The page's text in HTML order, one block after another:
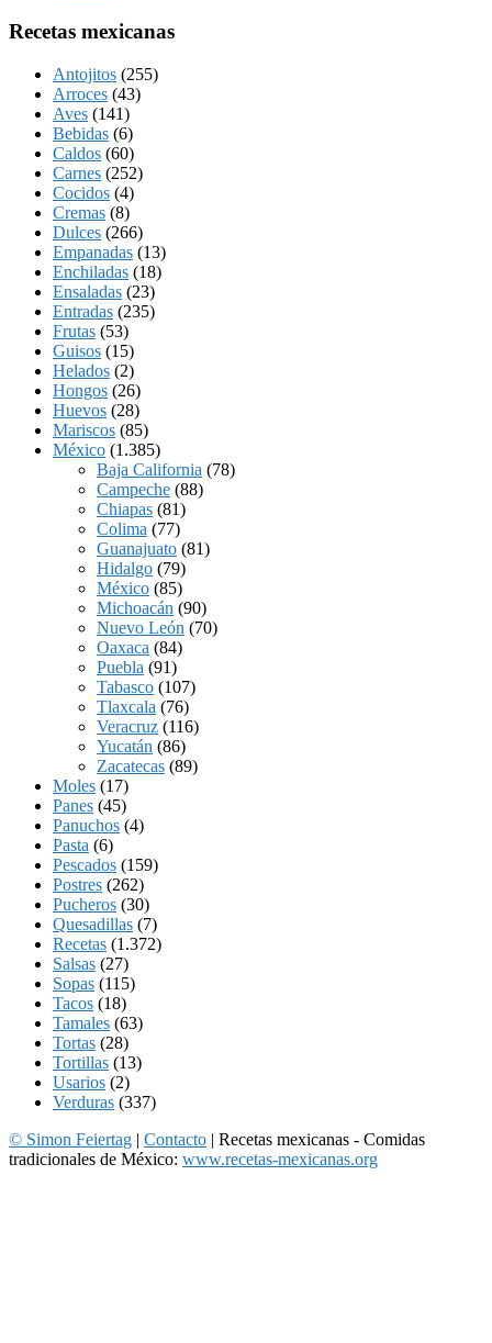
Recetas mexicanas
Antojitos (255)
Arroces (43)
Aves (141)
Bebidas (6)
Caldos (60)
Carnes (252)
Cocidos (4)
Cremas (8)
Dulces (266)
Empanadas (13)
Enchiladas (18)
Ensaladas (23)
Entradas (235)
Frutas (53)
Guisos (15)
Helados (2)
Hongos (26)
Huevos (28)
Mariscos (85)
México (1.385)
Baja California (78)
Campeche (88)
Chiapas (81)
Colima (77)
Guanajuato (81)
Hidalgo (79)
México (85)
Michoacán (90)
Nuevo León (70)
Oaxaca (84)
Puebla (91)
Tabasco (107)
Tlaxcala (76)
Veracruz (116)
Yucatán (86)
Zacatecas (89)
Moles (17)
Panes (45)
Panuchos (4)
Pasta (6)
Pescados (159)
Postres (262)
Pucheros (30)
Quesadillas (7)
Recetas (1.372)
Salsas (27)
Sopas (115)
Tacos (18)
Tamales (63)
Tortas (28)
Tortillas (13)
Usarios (2)
Verduras (337)
© Simon Feiertag | Contacto | Recetas mexicanas - Comidas
tradicionales de México: www.recetas-mexicanas.org